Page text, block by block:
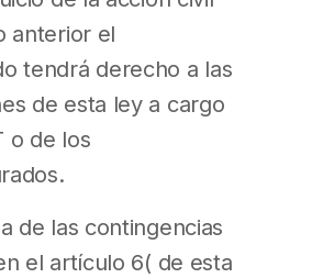
anterior el
tendrá derecho a las
de esta ley a cargo
o de los
de las contingencias
el artículo 6( de esta